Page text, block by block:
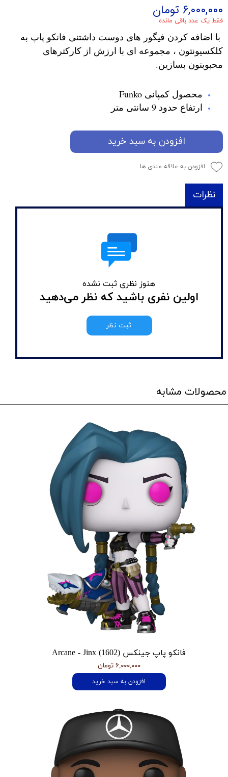
۶,۰۰۰,۰۰۰ تومان
فقط یک عدد باقی مانده
با اضافه کردن فیگور های دوست داشتنی فانکو پاپ به
کلکسیونتون ، مجموعه ای با ارزش از کارکترهای
محبوبتون بسازین.
محصول کمپانی Funko
ارتفاع حدود 9 سانتی متر
افزودن به سبد خرید
افزودن به علاقه مندی ها
نظرات
هنوز نظری ثبت نشده
اولین نفری باشید که نظر می‌دهید
ثبت نظر
محصولات مشابه
فانکو پاپ جینکس Arcane - Jinx (1602)
۶,۰۰۰,۰۰۰ تومان
افزودن به سبد خرید